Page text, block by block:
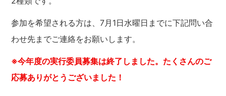
参加を希望される方は、7月1日水曜日までに下記問い合
わせ先までご連絡をお願いします。
※今年度の実行委員募集は終了しました。たくさんのご
応募ありがとうございました！